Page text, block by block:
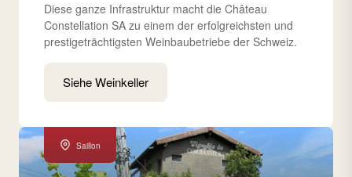
Diese ganze Infrastruktur macht die Château
Constellation SA zu einem der erfolgreichsten und
prestigeträchtigsten Weinbaubetriebe der Schweiz.
Siehe Weinkeller
Saillon